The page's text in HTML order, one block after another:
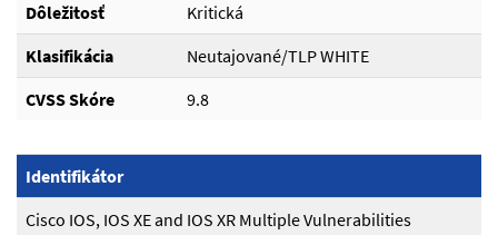
Dôležitosť
Kritická
Klasifikácia
Neutajované/TLP WHITE
CVSS Skóre
9.8
Identifikátor
Cisco IOS, IOS XE and IOS XR Multiple Vulnerabilities